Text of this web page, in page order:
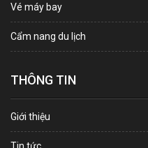
Vé máy bay
Cẩm nang du lịch
THÔNG TIN
Giới thiệu